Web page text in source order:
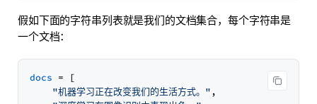
假如下面的字符串列表就是我们的文档集合，每个字符串是
一个文档：
docs = [
"机器学习正在改变我们的生活方式。" ,